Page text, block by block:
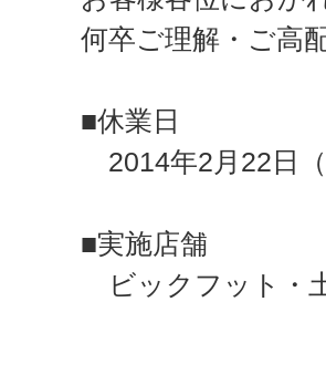
何卒ご理解・ご高
■休業日
2014年2月22日
■実施店舗
ビックフット・